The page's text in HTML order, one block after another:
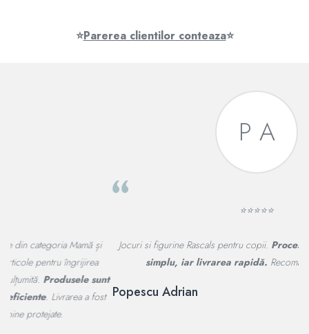
⭐Parerea clientilor conteaza⭐
Popescu Adrian
Jocuri si figurine Rascals pentru copii.Procesul de comandă a fost
simplu, iar livrarea rapidă.Recomand cu încredere!